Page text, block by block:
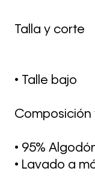
Talla y corte
• Talle bajo
Composición
• 95%
• Lavado a